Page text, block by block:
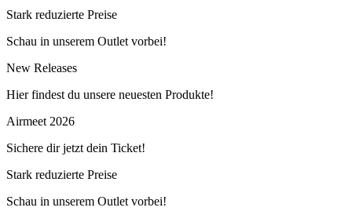
Stark reduzierte Preise
Schau in unserem Outlet vorbei!
New Releases
Hier findest du unsere neuesten Produkte!
Airmeet 2026
Sichere dir jetzt dein Ticket!
Stark reduzierte Preise
Schau in unserem Outlet vorbei!